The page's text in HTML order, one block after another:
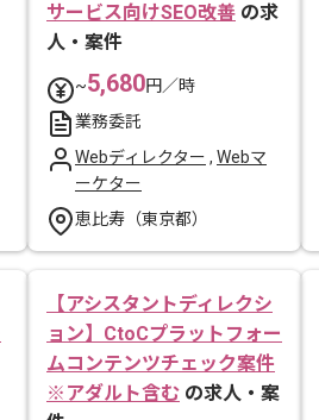
サービス向けSEO改善 の求
人・案件
~5,680円／時
業務委託
Webディレクター , Webマ
ーケター
恵比寿（東京都）
【アシスタントディレクシ
ョン】CtoCプラットフォー
ムコンテンツチェック案件
※アダルト含む の求人・案